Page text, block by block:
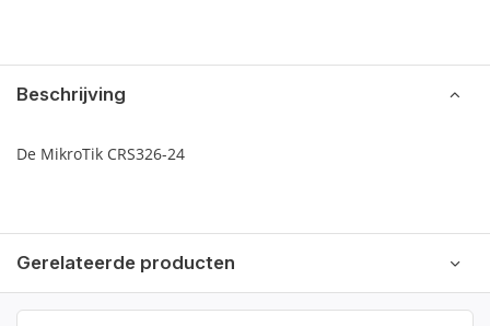
Beschrijving
De MikroTik CRS326-24
Gerelateerde producten